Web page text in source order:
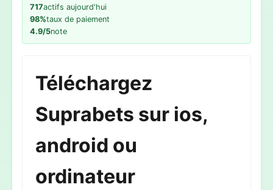
717actifs aujourd'hui
98%taux de paiement
4.9/5note
Téléchargez
Suprabets sur ios,
android ou
ordinateur